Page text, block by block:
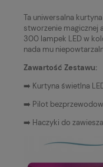
Ta uniwersalna
stworzenie magicznej
300 lampek LED w
nada mu
Zawartość Zestawu:
➡️ Kurtyna świetlna
➡️ Pilot
➡️ Haczyki do